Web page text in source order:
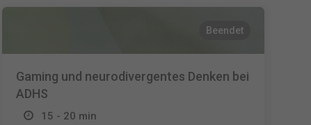
Beendet
Gaming und neurodivergentes Denken bei
ADHS
15 - 20 min